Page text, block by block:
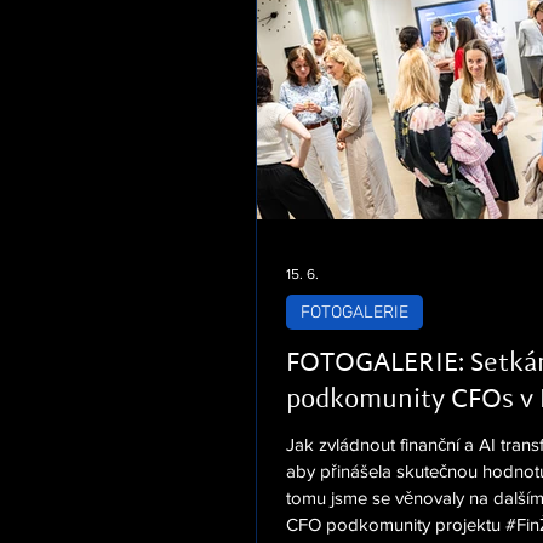
FOTOGALERIE:
podkomunity CFOs v
Jak zvládnout finanční a AI
aby přinášela skutečnou
tomu jsme se věnovaly na
CFO podkomunity projektu
FOTOGALERIE
15. 6.